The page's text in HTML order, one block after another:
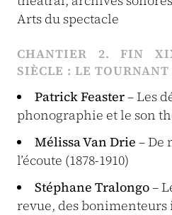
Arts du spectacle
CHANTIER 2. FIN
SIÈCLE : LE
Patrick Feaster– Les
phonographie et le son
Mélissa Van Drie – De
l’écoute (1878-1910)
Stéphane Tralongo–
revue, des bonimenteurs